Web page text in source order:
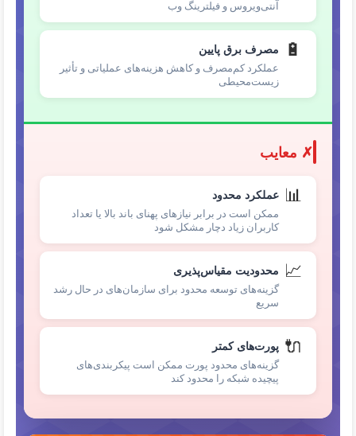
آنتی‌ویروس و فیلترینگ وب
🔋 مصرف برق پایین
عملکرد کم‌مصرف و کاهش هزینه‌های عملیاتی و تأثیر
زیست‌محیطی
✗ معایب
📊 عملکرد محدود
ممکن است در برابر نیازهای پهنای باند بالا یا تعداد
کاربران زیاد دچار مشکل شود
📈 محدودیت مقیاس‌پذیری
گزینه‌های توسعه محدود برای سازمان‌های در حال رشد
سریع
🔌 پورت‌های کمتر
گزینه‌های محدود پورت ممکن است پیکربندی‌های
پیچیده شبکه را محدود کند